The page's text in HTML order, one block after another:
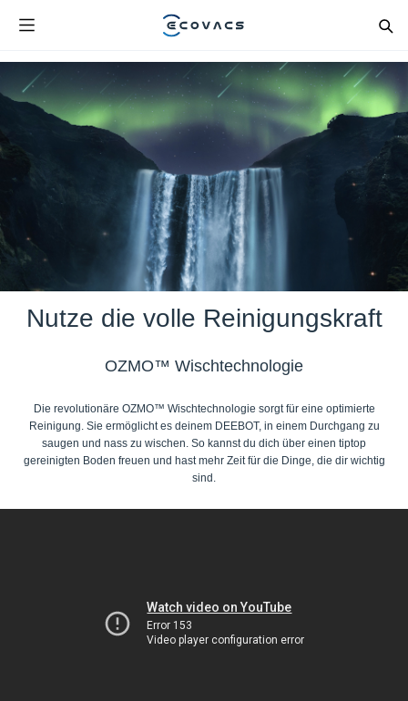
Nutze die volle Reinigungskraft
OZMO™ Wischtechnologie
Die revolutionäre OZMO™ Wischtechnologie sorgt für eine optimierte
Reinigung. Sie ermöglicht es deinem DEEBOT, in einem Durchgang zu
saugen und nass zu wischen. So kannst du dich über einen tiptop
gereinigten Boden freuen und hast mehr Zeit für die Dinge, die dir wichtig
sind.